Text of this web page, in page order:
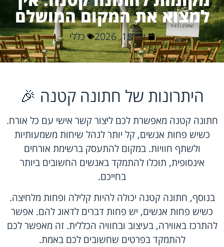
למצוא את המקום המושלם
יוני 18, 2026 כללי
היתרונות של חתונה קטנה 🎉
חתונה קטנה מאפשרת לכם ליצור קשר אישי עם כל אורח.
כשיש פחות אנשים, קל יותר לנהל שיחות משמעותיות
ולשתף חוויות. במקום להתעסק ברשימת אורחים
אינסופית, תוכלו להתמקד באנשים החשובים ביותר
בחייכם.
בנוסף, חתונה קטנה יכולה להיות קלילה ופחות מלחיצה.
כשיש פחות אנשים, יש פחות דברים לדאוג להם. אפשר
להתרכז באווירה, בעיצוב ובחוויה הכללית. זה מאפשר לכם
להתמקד בפרטים שחשובים לכם באמת.